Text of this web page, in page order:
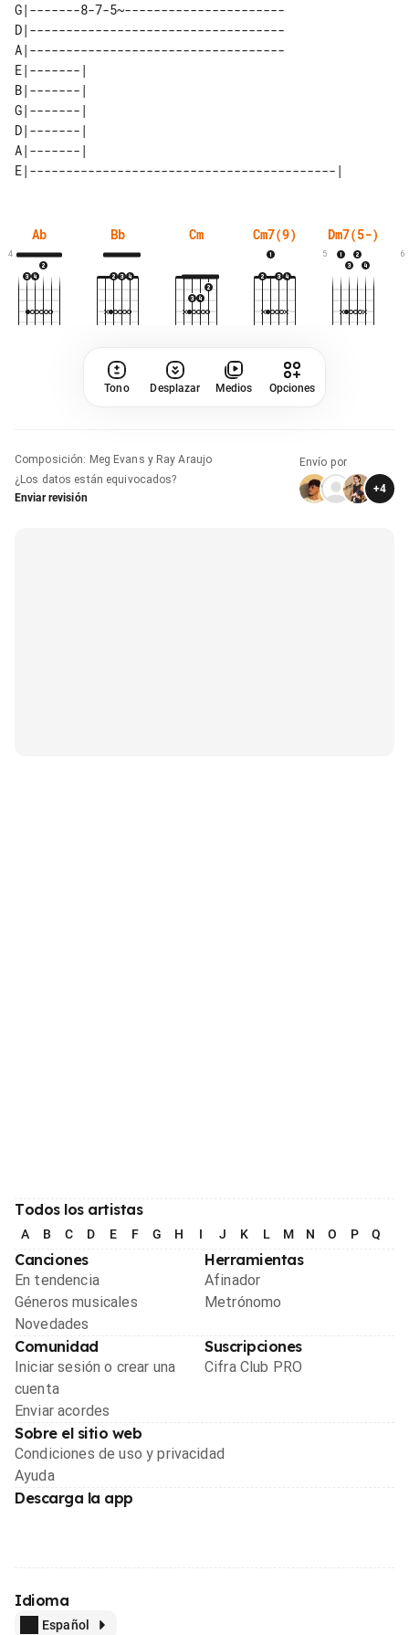
G|-------8-7-5~----------------------
D|-----------------------------------
A|-----------------------------------
E|-------|
B|-------|
G|-------|
D|-------|
Ab
4
Bb Cm Cm7(9) Dm7(5-)
5 6
Tono Desplazar Medios Opciones
Composición: Meg Evans y Ray Araujo
¿Los datos están equivocados?
Enviar revisión
Envío por
+4
Todos los artistas
A B C D E F G H I J K L M N O P Q
Canciones
En tendencia
Géneros musicales
Novedades
Herramientas
Afinador
Metrónomo
Comunidad
Iniciar sesión o crear una
cuenta
Enviar acordes
Suscripciones
Cifra Club PRO
Sobre el sitio web
Condiciones de uso y privacidad
Ayuda
Descarga la app
Idioma
Español